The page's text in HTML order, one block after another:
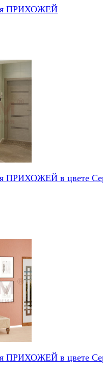
ПРИХОЖЕЙ
ПРИХОЖЕЙ в цвете
ПРИХОЖЕЙ в цвете